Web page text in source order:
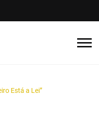
Está a Lei”